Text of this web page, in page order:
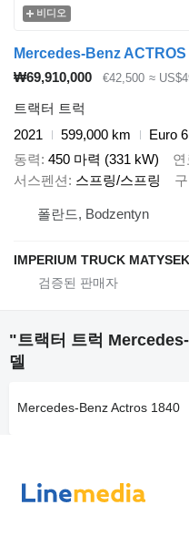
비디오
Mercedes-Benz ACTROS
₩69,910,000
€42,500 ≈
트랙터 트럭
2021
599,000 km
Euro 6
동력 450 마력 (331 kW) 연
서스펜션
스프링/스프링
폴란드, Bodzentyn
IMPERIUM TRUCK
"트랙터 트럭
델
Mercedes-Benz Actros 1840